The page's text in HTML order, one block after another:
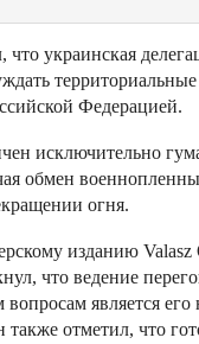
что украинская
Федерацией.
исключительно
обмен
огня.
изданию Valasz
что ведение
является его
отметил, что